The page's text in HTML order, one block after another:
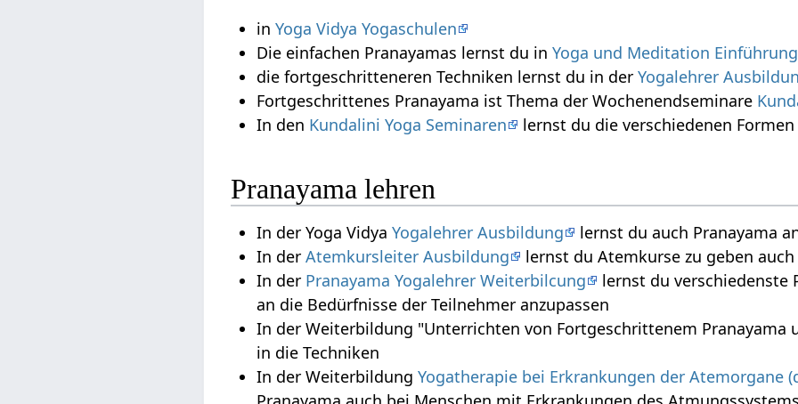
inYoga Vidya Yogaschulen
Die einfachen Pranayamas lernst du inYoga und Meditation
die fortgeschritteneren Techniken lernst du in derYogalehrer
Fortgeschrittenes Pranayama ist Thema der Wochenendseminare
In den Kundalini Yoga Seminaren lernst du die verschiedenen
Pranayama lehren
In der Yoga VidyaYogalehrer Ausbildung
lernst du auch Pranayama
In derAtemkursleiter Ausbildung
lernst du Atemkurse zu geben
In der Pranayama Yogalehrer Weiterbilcung
lernst du verschiedenste
an die Bedürfnisse der Teilnehmer anzupassen
In der Weiterbildung "Unterrichten von Fortgeschrittenem
in die Techniken
In der WeiterbildungYogatherapie bei Erkrankungen der Atemorgane